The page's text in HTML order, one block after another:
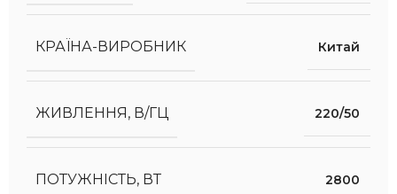
КРАЇНА-ВИРОБНИК Китай
ЖИВЛЕННЯ, В/ГЦ 220/50
ПОТУЖНІСТЬ, ВТ 2800